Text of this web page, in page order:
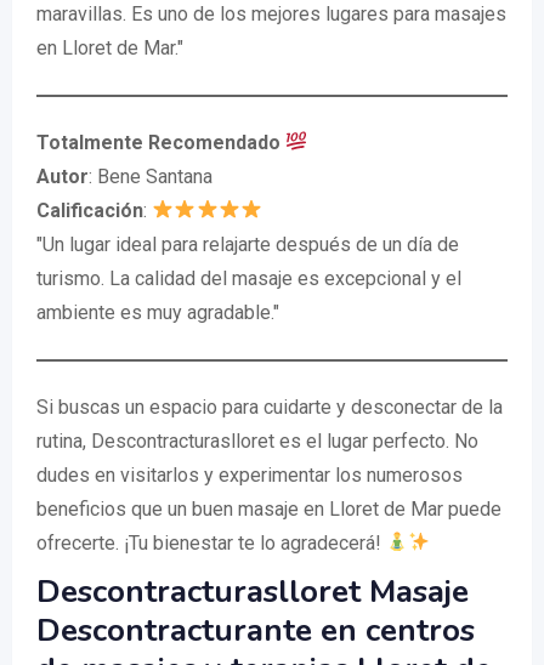
maravillas. Es uno de los mejores lugares para masajes
en Lloret de Mar."
Totalmente Recomendado
Autor: Bene Santana
Calificación:
"Un lugar ideal para relajarte después de un día de
turismo. La calidad del masaje es excepcional y el
ambiente es muy agradable."
Si buscas un espacio para cuidarte y desconectar de la
rutina, Descontracturaslloret es el lugar perfecto. No
dudes en visitarlos y experimentar los numerosos
beneficios que un buen masaje en Lloret de Mar puede
ofrecerte. ¡Tu bienestar te lo agradecerá!
Descontracturaslloret Masaje
Descontracturante en centros